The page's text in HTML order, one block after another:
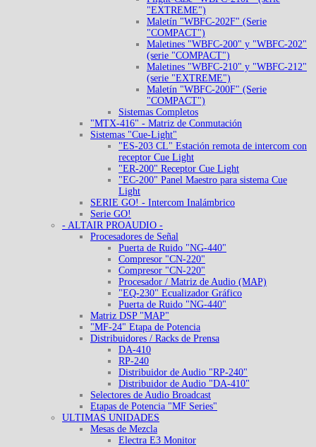
"EXTREME")
Maletín "WBFC-202F" (Serie
"COMPACT")
Maletines "WBFC-200" y "WBFC-202"
(serie "COMPACT")
Maletines "WBFC-210" y "WBFC-212"
(serie "EXTREME")
Maletín "WBFC-200F" (Serie
"COMPACT")
Sistemas Completos
"MTX-416" - Matriz de Conmutación
Sistemas "Cue-Light"
"ES-203 CL" Estación remota de intercom con
receptor Cue Light
"ER-200" Receptor Cue Light
"EC-200" Panel Maestro para sistema Cue
Light
SERIE GO! - Intercom Inalámbrico
Serie GO!
- ALTAIR PROAUDIO -
Procesadores de Señal
Puerta de Ruido "NG-440"
Compresor "CN-220"
Compresor "CN-220"
Procesador / Matriz de Audio (MAP)
"EQ-230" Ecualizador Gráfico
Puerta de Ruido "NG-440"
Matriz DSP "MAP"
"MF-24" Etapa de Potencia
Distribuidores / Racks de Prensa
DA-410
RP-240
Distribuidor de Audio "RP-240"
Distribuidor de Audio "DA-410"
Selectores de Audio Broadcast
Etapas de Potencia "MF Series"
ULTIMAS UNIDADES
Mesas de Mezcla
Electra E3 Monitor